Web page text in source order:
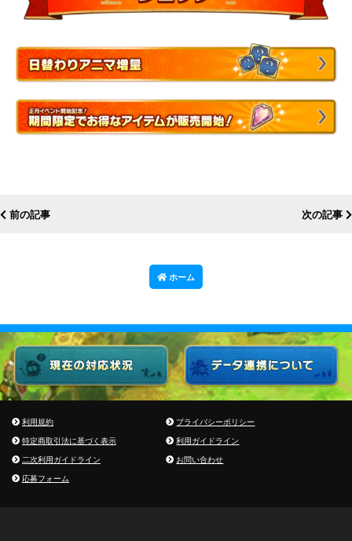
前の記事 次の記事
ホーム
利用規約
プライバシーポリシー
特定商取引法に基づく表示
利用ガイドライン
二次利用ガイドライン
お問い合わせ
応募フォーム